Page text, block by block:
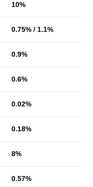
10%
0.75% / 1.1%
0.9%
0.6%
0.02%
0.18%
8%
0.57%